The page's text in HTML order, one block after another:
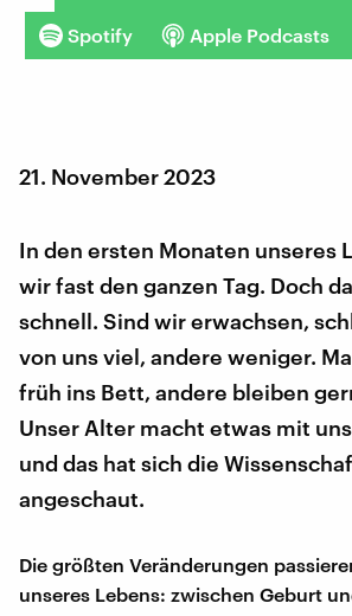
Spotify Apple Podcasts
21. November 2023
In den ersten Monaten unseres
wir fast den ganzen Tag. Doch
schnell. Sind wir erwachsen,
von uns viel, andere weniger.
früh ins Bett, andere bleiben
Unser Alter macht etwas mit
und das hat sich die
angeschaut.
Die größten Veränderungen
unseres Lebens: zwischen Geburt